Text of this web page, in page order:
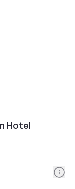
Hotel